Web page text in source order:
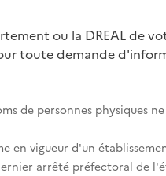
ou la DREAL de
toute demande
de personnes physiques
en vigueur d'un
arrêté préfectoral de